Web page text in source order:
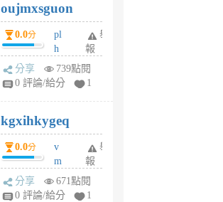
個
月
前
個
月
前
oujmxsguon
0.0分
pl
h
wi
w
6
個
月
前
舉
報
分享
739點閱
0 評論/給分
1
kgxihkygeq
0.0分
v
m
sg
sr
舉
報
分享
671點閱
0 評論/給分
1